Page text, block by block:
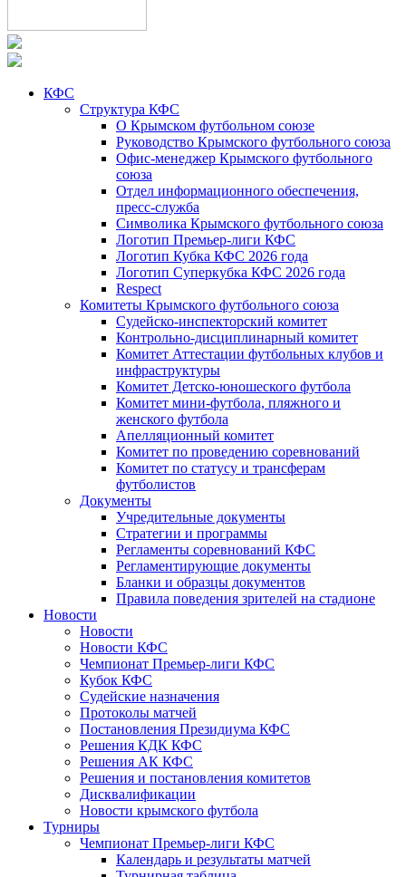
КФС
Структура КФС
О Крымском футбольном союзе
Руководство Крымского футбольного союза
Офис-менеджер Крымского футбольного
союза
Отдел информационного обеспечения,
пресс-служба
Символика Крымского футбольного союза
Логотип Премьер-лиги КФС
Логотип Кубка КФС 2026 года
Логотип Суперкубка КФС 2026 года
Respect
Комитеты Крымского футбольного союза
Судейско-инспекторский комитет
Контрольно-дисциплинарный комитет
Комитет Аттестации футбольных клубов и
инфраструктуры
Комитет Детско-юношеского футбола
Комитет мини-футбола, пляжного и
женского футбола
Апелляционный комитет
Комитет по проведению соревнований
Комитет по статусу и трансферам
футболистов
Документы
Учредительные документы
Стратегии и программы
Регламенты соревнований КФС
Регламентирующие документы
Бланки и образцы документов
Правила поведения зрителей на стадионе
Новости
Новости
Новости КФС
Чемпионат Премьер-лиги КФС
Кубок КФС
Судейские назначения
Протоколы матчей
Постановления Президиума КФС
Решения КДК КФС
Решения АК КФС
Решения и постановления комитетов
Дисквалификации
Новости крымского футбола
Турниры
Чемпионат Премьер-лиги КФС
Календарь и результаты матчей